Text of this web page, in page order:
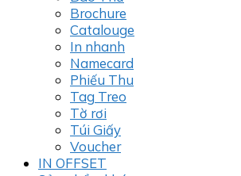
Brochure
Catalouge
In nhanh
Namecard
Phiếu Thu
Tag Treo
Tờ rơi
Túi Giấy
Voucher
IN OFFSET